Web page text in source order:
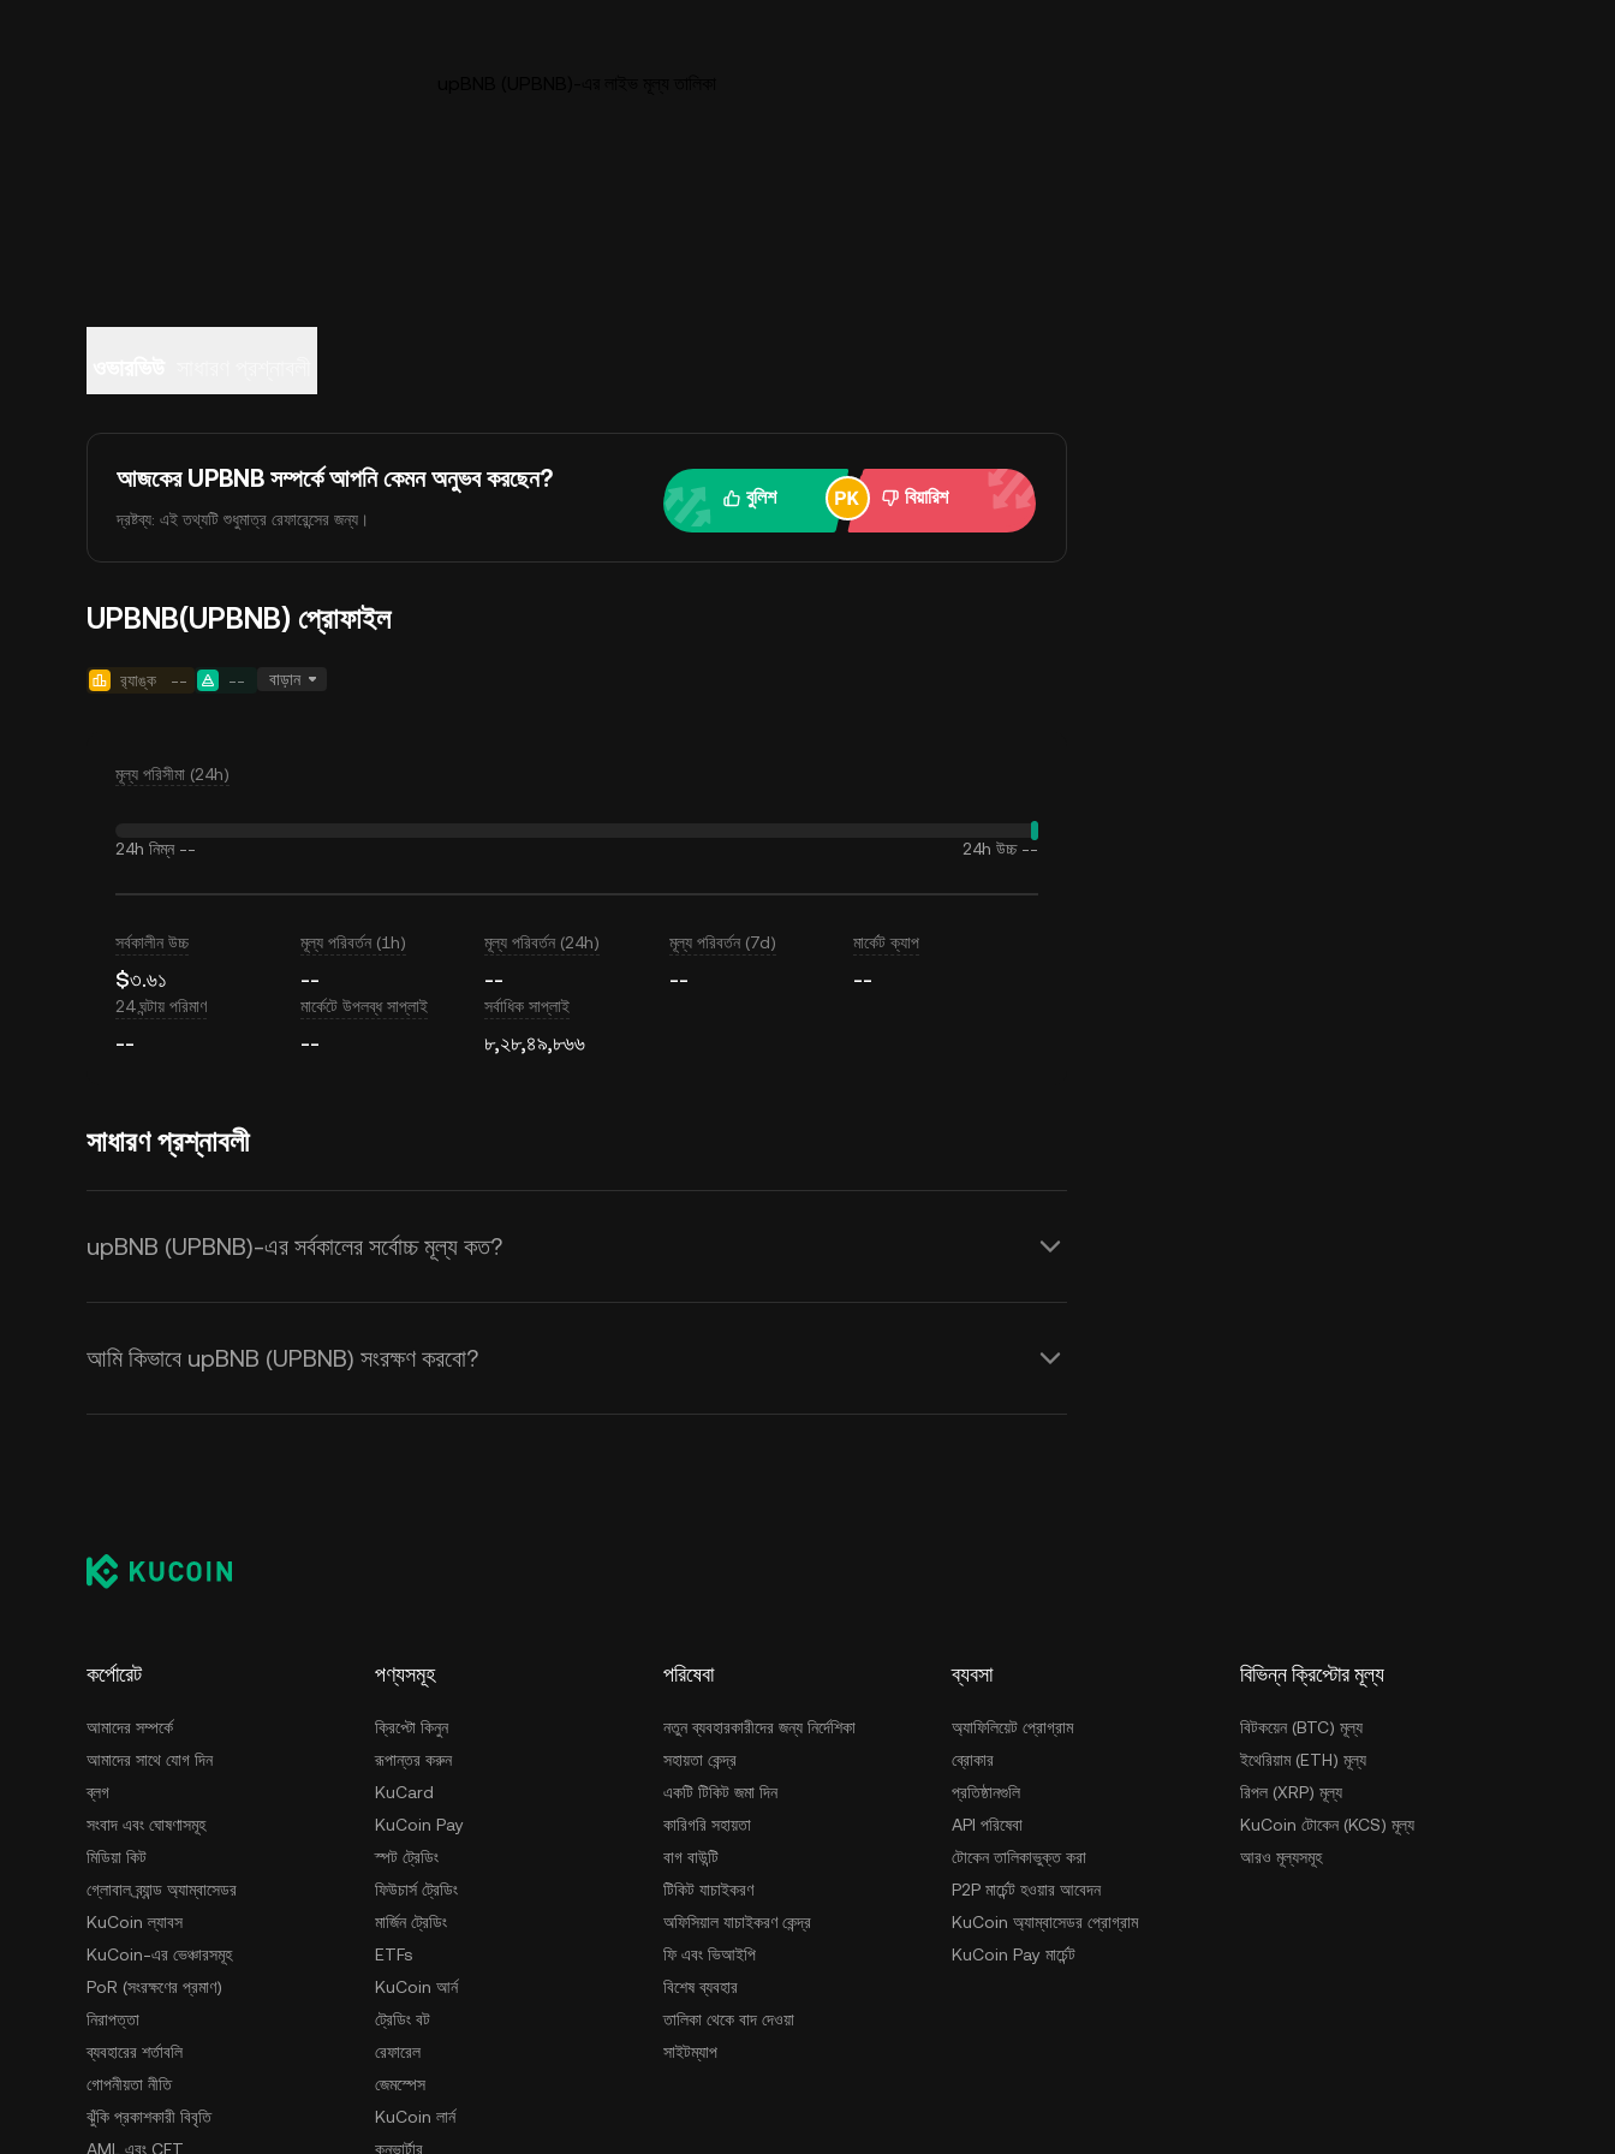
আজকের UPBNB সম্পর্কে আপনি কেমন অনুভব করছেন?
দ্রষ্টব্য: এই তথ্যটি শুধুমাত্র রেফারেন্সের জন্য।
বুলিশ বিয়ারিশ
UPBNB(UPBNB) প্রোফাইল
র‍্যাঙ্ক -- -- বাড়ান
মূল্য পরিসীমা (24h)
24h নিম্ন -- 24h উচ্চ --
সর্বকালীন উচ্চ
$৩.৬১
মূল্য পরিবর্তন (1h)
--
মূল্য পরিবর্তন (24h)
--
মূল্য পরিবর্তন (7d)
--
মার্কেট ক্যাপ
--
24 ঘন্টায় পরিমাণ
--
মার্কেটে উপলব্ধ সাপ্লাই
--
সর্বাধিক সাপ্লাই
৮,২৮,৪৯,৮৬৬
সাধারণ প্রশ্নাবলী
upBNB (UPBNB)-এর সর্বকালের সর্বোচ্চ মূল্য কত?
আমি কিভাবে upBNB (UPBNB) সংরক্ষণ করবো?
কর্পোরেট
আমাদের সম্পর্কে
আমাদের সাথে যোগ দিন
ব্লগ
সংবাদ এবং ঘোষণাসমূহ
মিডিয়া কিট
গ্লোবাল ব্র্যান্ড অ্যাম্বাসেডর
KuCoin ল্যাবস
KuCoin-এর ভেঞ্চারসমূহ
PoR (সংরক্ষণের প্রমাণ)
নিরাপত্তা
ব্যবহারের শর্তাবলি
গোপনীয়তা নীতি
ঝুঁকি প্রকাশকারী বিবৃতি
AML এবং CFT
পণ্যসমূহ
ক্রিপ্টো কিনুন
রূপান্তর করুন
KuCard
KuCoin Pay
স্পট ট্রেডিং
ফিউচার্স ট্রেডিং
মার্জিন ট্রেডিং
ETFs
KuCoin আর্ন
ট্রেডিং বট
রেফারেল
জেমস্পেস
KuCoin লার্ন
কনভার্টার
পরিষেবা
নতুন ব্যবহারকারীদের জন্য নির্দেশিকা
সহায়তা কেন্দ্র
একটি টিকিট জমা দিন
কারিগরি সহায়তা
বাগ বাউন্টি
টিকিট যাচাইকরণ
অফিসিয়াল যাচাইকরণ কেন্দ্র
ফি এবং ভিআইপি
বিশেষ ব্যবহার
তালিকা থেকে বাদ দেওয়া
সাইটম্যাপ
ব্যবসা
অ্যাফিলিয়েট প্রোগ্রাম
ব্রোকার
প্রতিষ্ঠানগুলি
API পরিষেবা
টোকেন তালিকাভুক্ত করা
P2P মার্চেন্ট হওয়ার আবেদন
KuCoin অ্যাম্বাসেডর প্রোগ্রাম
KuCoin Pay মার্চেন্ট
বিভিন্ন ক্রিপ্টোর মূল্য
বিটকয়েন (BTC) মূল্য
ইথেরিয়াম (ETH) মূল্য
রিপল (XRP) মূল্য
KuCoin টোকেন (KCS) মূল্য
আরও মূল্যসমূহ